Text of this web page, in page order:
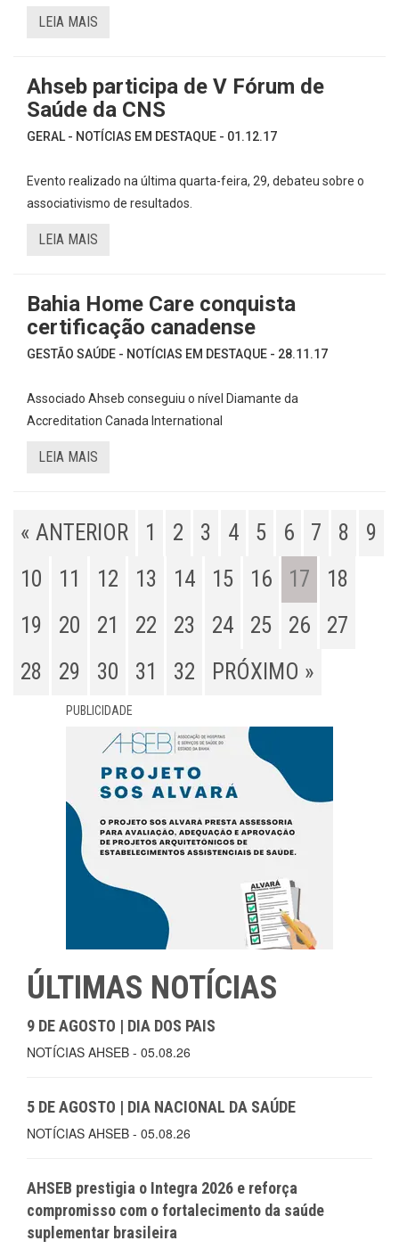
LEIA MAIS
Ahseb participa de V Fórum de
Saúde da CNS
GERAL - NOTÍCIAS EM DESTAQUE - 01.12.17
Evento realizado na última quarta-feira, 29, debateu sobre o
associativismo de resultados.
LEIA MAIS
Bahia Home Care conquista
certificação canadense
GESTÃO SAÚDE - NOTÍCIAS EM DESTAQUE - 28.11.17
Associado Ahseb conseguiu o nível Diamante da
Accreditation Canada International
LEIA MAIS
« ANTERIOR 1 2 3 4 5 6 7 8
9
10
11 12 13 14 15 16 17
18
19
20 21 22 23 24 25 26
27
28
29 30 31 32 PRÓXIMO »
PUBLICIDADE
ÚLTIMAS NOTÍCIAS
9 DE AGOSTO | DIA DOS PAIS
NOTÍCIAS AHSEB - 05.08.26
5 DE AGOSTO | DIA NACIONAL DA SAÚDE
NOTÍCIAS AHSEB - 05.08.26
AHSEB prestigia o Integra 2026 e reforça
compromisso com o fortalecimento da saúde
suplementar brasileira